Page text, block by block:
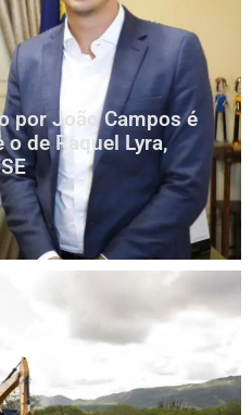
por João Campos é
de Raquel Lyra,